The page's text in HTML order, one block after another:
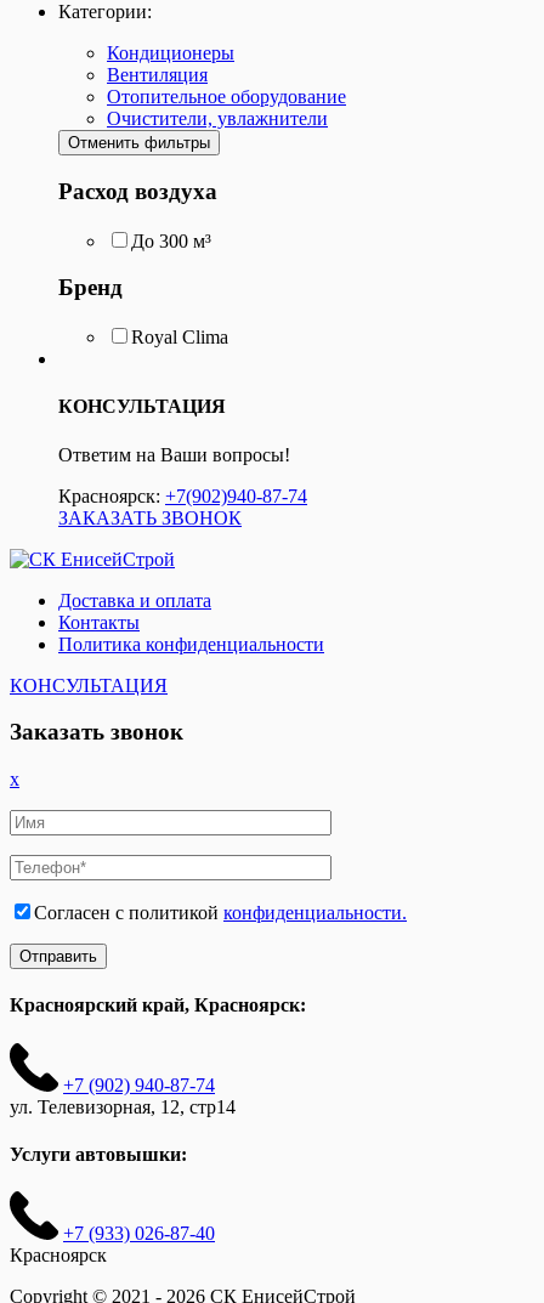
Категории:
Кондиционеры
Вентиляция
Отопительное оборудование
Очистители, увлажнители
Отменить фильтры
Расход воздуха
До 300 м³
Бренд
Royal Clima
КОНСУЛЬТАЦИЯ
Ответим на Ваши вопросы!
Красноярск: +7(902)940-87-74
ЗАКАЗАТЬ ЗВОНОК
Доставка и оплата
Контакты
Политика конфиденциальности
КОНСУЛЬТАЦИЯ
Заказать звонок
x
Согласен с политикой конфиденциальности.
Красноярский край, Красноярск:
+7 (902) 940-87-74
ул. Телевизорная, 12, стр14
Услуги автовышки:
+7 (933) 026-87-40
Красноярск
Copyright © 2021 - 2026 СК ЕнисейСтрой